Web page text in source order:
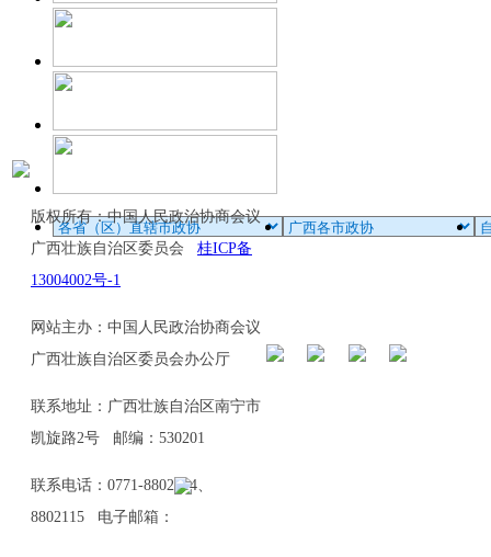
版权所有：中国人民政治协商会议
广西壮族自治区委员会 桂ICP备
13004002号-1
网站主办：中国人民政治协商会议
广西壮族自治区委员会办公厅
联系地址：广西壮族自治区南宁市
凯旋路2号 邮编：530201
联系电话：0771-8802114、
8802115 电子邮箱：